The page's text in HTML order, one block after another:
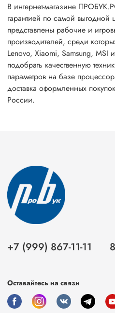
В интернет-магазине
гарантией по самой выгодной
представлены рабочие и
производителей, среди
Lenovo, Xiaomi, Samsung, MSI
подобрать качественную
параметров на базе
доставка оформленных
России.
+7 (999) 867-11-11
Оставайтесь на связи